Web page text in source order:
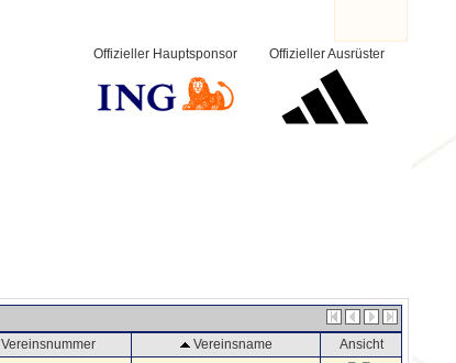
Offizieller Ausrüster
Offizieller Hauptsponsor
Vereinsnummer Vereinsname Ansicht